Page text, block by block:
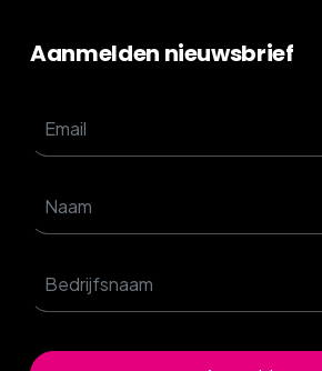
Aanmelden nieuwsbrief